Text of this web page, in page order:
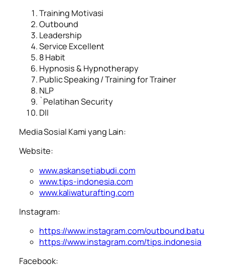
Training Motivasi
Outbound
Leadership
Service Excellent
8 Habit
Hypnosis & Hypnotherapy
Public Speaking / Training for Trainer
NLP
`Pelatihan Security
Dll
Media Sosial Kami yang Lain:
Website:
www.askansetiabudi.com
www.tips-indonesia.com
www.kaliwaturafting.com
Instagram:
https://www.instagram.com/outbound.batu
https://www.instagram.com/tips.indonesia
Facebook: